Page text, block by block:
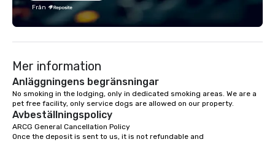
challenge courses for a day full of
adventure. Our team can help assist
snack options to make your day with
your team enjoyable and successful.
We have a large dining hall that can
serve 450 guests at a time. But, if you
would like a more intimate upscale
option, our full catering team can work
Från
Mer information
Anläggningens begränsningar
No smoking in the lodging, only in dedicated smoking areas. We are a
pet free facility, only service dogs are allowed on our property.
Avbeställningspolicy
ARCG General Cancellation Policy
Once the deposit is sent to us, it is not refundable and